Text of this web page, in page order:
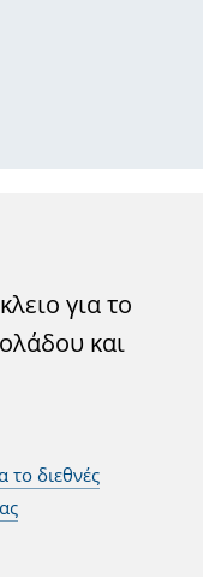
για το
και
το διεθνές